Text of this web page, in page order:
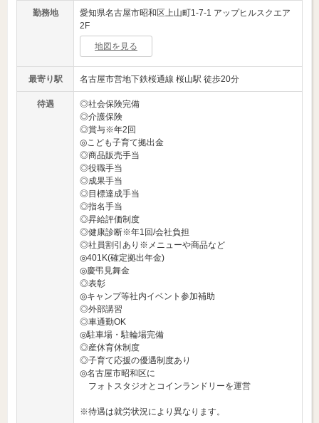
勤務地
愛知県名古屋市昭和区上山町1-7-1 アップヒルスクエア
2F
地図を見る
最寄り駅 名古屋市営地下鉄桜通線 桜山駅 徒歩20分
待遇
◎社会保険完備
◎介護保険
◎賞与※年2回
◎こども子育て拠出金
◎商品販売手当
◎役職手当
◎成果手当
◎目標達成手当
◎指名手当
◎昇給評価制度
◎健康診断※年1回/会社負担
◎社員割引あり※メニューや商品など
◎401K(確定拠出年金)
◎慶弔見舞金
◎表彰
◎キャンプ等社内イベント参加補助
◎外部講習
◎車通勤OK
◎駐車場・駐輪場完備
◎産休育休制度
◎子育て応援の優遇制度あり
◎名古屋市昭和区に
フォトスタジオとコインランドリーを運営
※待遇は就労状況により異なります。